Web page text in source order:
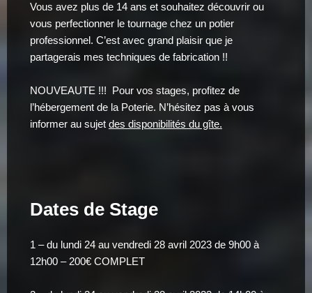
Vous avez plus de 14 ans et souhaitez découvrir ou
vous perfectionner le tournage chez un potier
professionnel. C’est avec grand plaisir que je
partagerais mes techniques de fabrication !!
NOUVEAUTE !!! Pour vos stages, profitez de
l’hébergement de la Poterie. N’hésitez pas à vous
informer au sujet des disponibilités du gîte.
Dates de Stage
1 – du lundi 24 au vendredi 28 avril 2023 de 9h00 à
12h00 – 200€ COMPLET